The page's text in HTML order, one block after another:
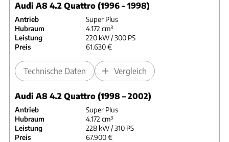
Audi A8 4.2 Quattro (1996 – 1998)
Antrieb
Super Plus
Hubraum
4.172 cm³
Leistung
220 kW / 300 PS
Preis
61.630 €
Technische Daten Vergleich
Audi A8 4.2 Quattro (1998 – 2002)
Antrieb
Super Plus
Hubraum
4.172 cm³
Leistung
228 kW / 310 PS
Preis
67.900 €